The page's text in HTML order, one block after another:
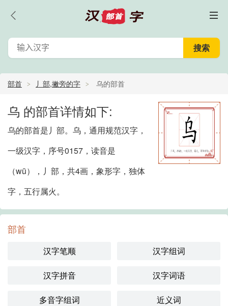
部首 丿部,撇旁的字 乌的部首
乌 的部首详情如下:
乌的部首是丿部。乌，通用规范汉字，
一级汉字，序号0157，读音是
（wū），丿部，共4画，象形字，独体
字，五行属火。
部首
汉字笔顺 汉字组词
汉字拼音 汉字词语
多音字组词 近义词